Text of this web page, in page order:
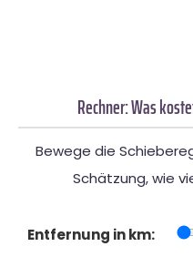
Rechner: Was
Bewege die
Schätzung, wie
Entfernung in km: